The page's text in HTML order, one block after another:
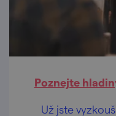
Poznejte
Už jste